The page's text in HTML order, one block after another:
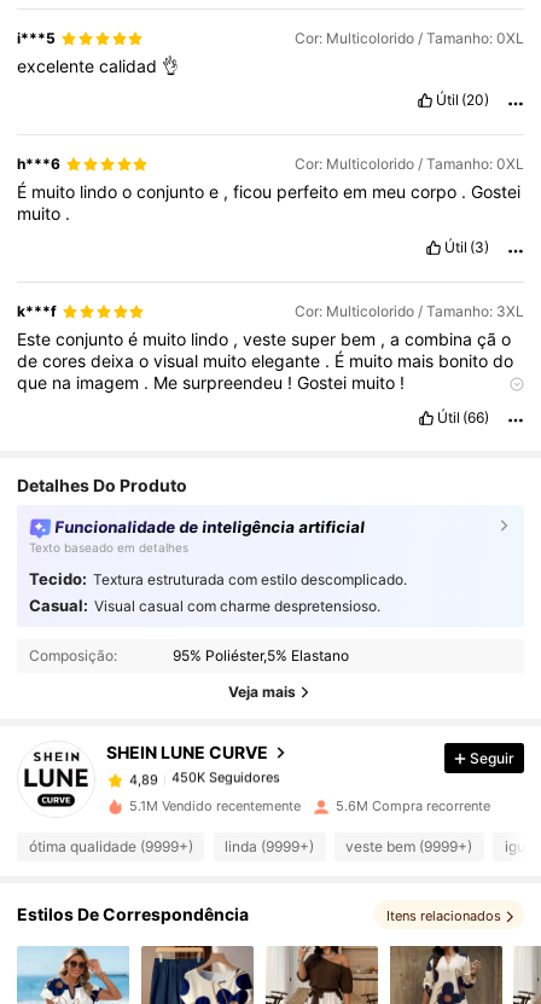
i***5 Cor: Multicolorido / Tamanho: 0XL
excelentecalidad 👌
Útil (20)
h***6 Cor: Multicolorido / Tamanho: 0XL
É muito lindooconjuntoe ,ficou perfeitoem meucorpo .Gostei
muito .
Útil (3)
k***f Cor: Multicolorido / Tamanho: 3XL
Esteconjuntoé muito lindo ,vestesuper bem ,acombinação
decoresdeixaovisual muitoelegante . É muito mais bonitodo
que na imagem . Mesurpreendeu !Gostei muito !
Fiel às imagens do produto:
Útil (66)
Detalhes Do Produto
Funcionalidade de inteligência artificial
Texto baseado em detalhes
Tecido: Textura estruturada com estilo descomplicado.
Casual: Visual casual com charme despretensioso.
Composição: 95% Poliéster,5% Elastano
Veja mais
SHEIN LUNE CURVE
450K Seguidores
4,89 450K Seguidores
4,89 450K Seguidores
450K Seguidores
Seguir
5.1M Vendido recentemente 5.6M Compra recorrente
ótima qualidade (9999+) linda (9999+) veste bem (9999+) igual
Estilos De Correspondência Itens relacionados